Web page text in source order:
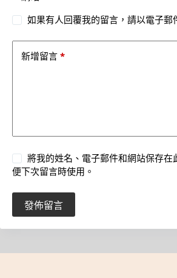
如果有人回覆我的留言，請以電子郵
新增留言 *
將我的姓名、電子郵件和網站保存在
便下次留言時使用。
發佈留言